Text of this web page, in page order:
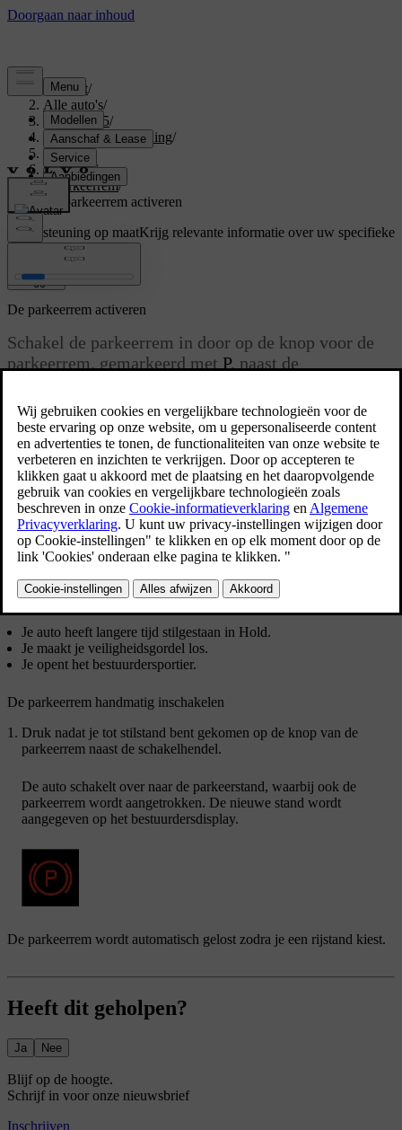
Support/
Alle auto's/
EX40 2025/
Gebruikershandleiding/
Driving/
Remmen/
Parkeerrem/
De parkeerrem activeren
Ondersteuning op maatKrijg relevante informatie over uw specifieke
auto.
Inloggen
Bijgewerkt 01-08-2025
De parkeerrem activeren
Schakel de parkeerrem in door op de knop voor de
parkeerrem, gemarkeerd met P, naast de
Trek de parkeerrem handmatig aan door op de
parkeerremknop te drukken.
Er zijn verschillende situaties waarin je auto de parkeerrem
automatisch inschakelt. Deze zijn onder meer de volgende:
Je auto heeft langere tijd stilgestaan in Hold.
Je maakt je veiligheidsgordel los.
Je opent het bestuurdersportier.
De parkeerrem handmatig inschakelen
Druk nadat je tot stilstand bent gekomen op de knop van de
parkeerrem naast de schakelhendel.
De auto schakelt over naar de parkeerstand, waarbij ook de
parkeerrem wordt aangetrokken. De nieuwe stand wordt
aangegeven op het bestuurdersdisplay.
De parkeerrem wordt automatisch gelost zodra je een rijstand kiest.
Heeft dit geholpen?
Ja Nee